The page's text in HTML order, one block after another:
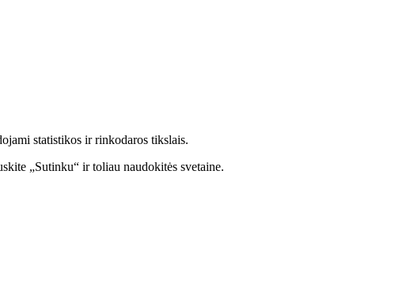
statistikos ir rinkodaros tikslais.
„Sutinku“ ir toliau naudokitės svetaine.